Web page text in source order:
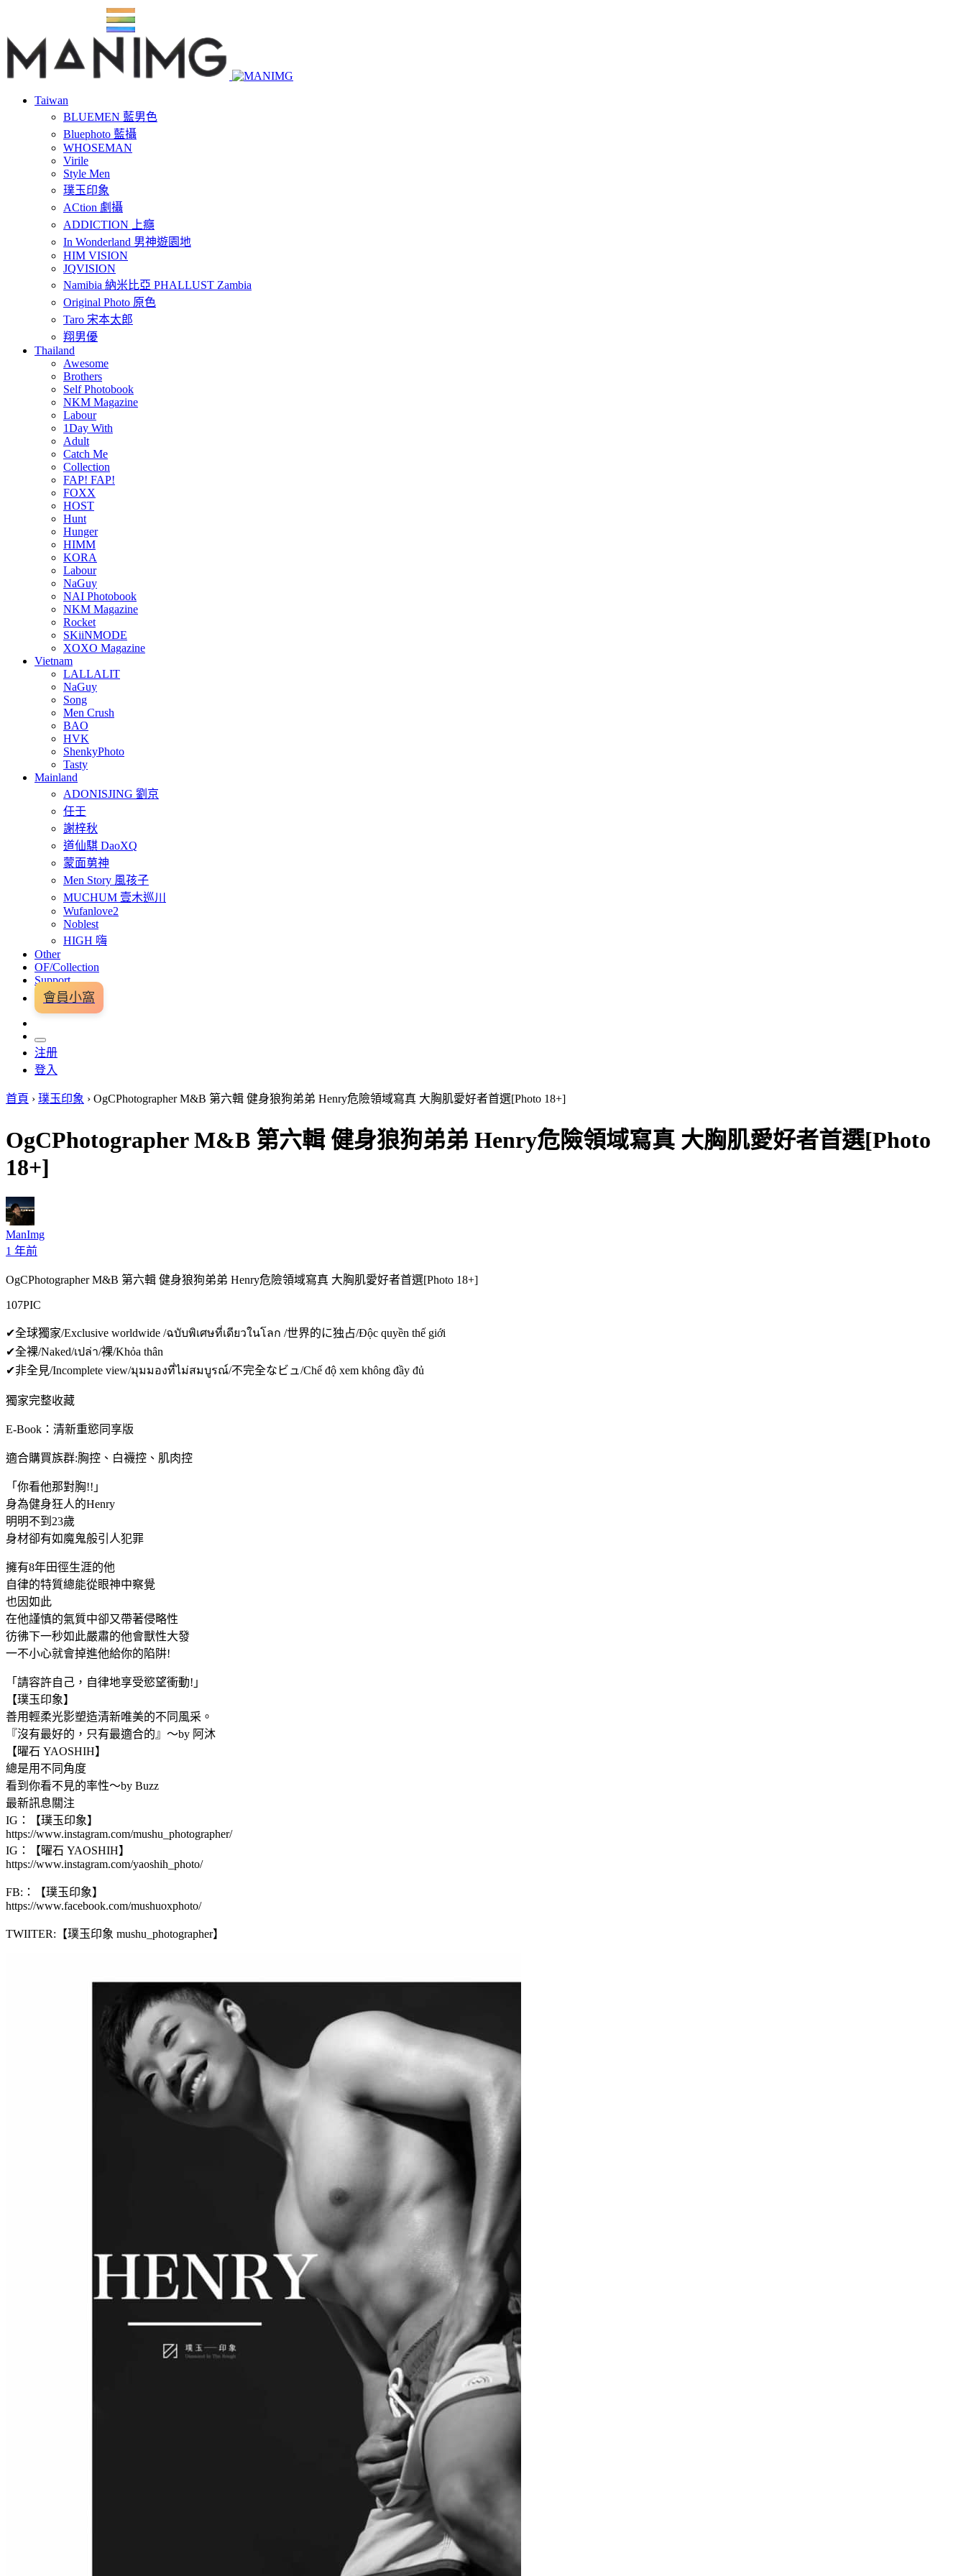
Taiwan
BLUEMEN 藍男色
Bluephoto 藍攝
WHOSEMAN
Virile
Style Men
璞玉印象
ACtion 劇攝
ADDICTION 上癮
In Wonderland 男神遊園地
HIM VISION
JQVISION
Namibia 納米比亞 PHALLUST Zambia
Original Photo 原色
Taro 宋本太郎
翔男優
Thailand
Awesome
Brothers
Self Photobook
NKM Magazine
Labour
1Day With
Adult
Catch Me
Collection
FAP! FAP!
FOXX
HOST
Hunt
Hunger
HIMM
KORA
Labour
NaGuy
NAI Photobook
NKM Magazine
Rocket
SKiiNMODE
XOXO Magazine
Vietnam
LALLALIT
NaGuy
Song
Men Crush
BAO
HVK
ShenkyPhoto
Tasty
Mainland
ADONISJING 劉京
任壬
謝梓秋
道仙騏 DaoXQ
蒙面莮神
Men Story 風孩子
MUCHUM 壹木巡川
Wufanlove2
Noblest
HIGH 嗨
Other
OF/Collection
Support
會員小窩
注册
登入
首頁 › 璞玉印象 › OgCPhotographer M&B 第六輯 健身狼狗弟弟 Henry危險領域寫真 大胸肌愛好者首選[Photo 18+]
OgCPhotographer M&B 第六輯 健身狼狗弟弟 Henry危險領域寫真 大胸肌愛好者首選[Photo
18+]
ManImg
1 年前
OgCPhotographer M&B 第六輯 健身狼狗弟弟 Henry危險領域寫真 大胸肌愛好者首選[Photo 18+]
107PIC
✔全球獨家/Exclusive worldwide /ฉบับพิเศษที่เดียวในโลก /世界的に独占/Độc quyền thế giới
✔全裸/Naked/เปล่า/裸/Khỏa thân
✔非全見/Incomplete view/มุมมองที่ไม่สมบูรณ์/不完全なビュ/Chế độ xem không đầy đủ
獨家完整收藏
E-Book：清新重慾同享版
適合購買族群:胸控、白襪控、肌肉控
「你看他那對胸!!」
身為健身狂人的Henry
明明不到23歲
身材卻有如魔鬼般引人犯罪
擁有8年田徑生涯的他
自律的特質總能從眼神中察覺
也因如此
在他謹慎的氣質中卻又帶著侵略性
彷彿下一秒如此嚴肅的他會獸性大發
一不小心就會掉進他給你的陷阱!
「請容許自己，自律地享受慾望衝動!」
【璞玉印象】
善用輕柔光影塑造清新唯美的不同風采。
『沒有最好的，只有最適合的』～by 阿沐
【曜石 YAOSHIH】
總是用不同角度
看到你看不見的率性～by Buzz
最新訊息關注
IG：【璞玉印象】
https://www.instagram.com/mushu_photographer/
IG：【曜石 YAOSHIH】
https://www.instagram.com/yaoshih_photo/
FB:：【璞玉印象】
https://www.facebook.com/mushuoxphoto/
TWIITER:【璞玉印象 mushu_photographer】